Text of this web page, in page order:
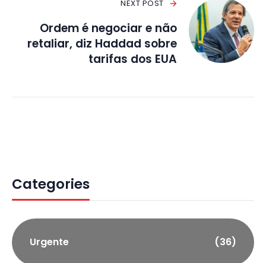
NEXT POST
Ordem é negociar e não
retaliar, diz Haddad sobre
tarifas dos EUA
Categories
Urgente (36)